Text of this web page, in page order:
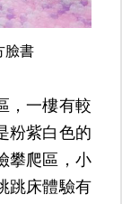
臉書
，一樓有較
粉紫白色的
攀爬區，小
跳床體驗有